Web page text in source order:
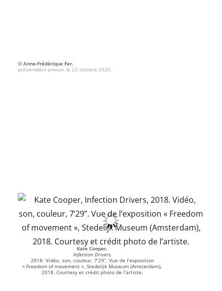
© Anne-Frédérique Fer,
présentation presse, le 22 octobre 2020.
Kate Cooper,
Infection Drivers,
2018. Vidéo, son, couleur, 7’29’’. Vue de l’exposition
« Freedom of movement », Stedelijk Museum (Amsterdam),
2018. Courtesy et crédit photo de l’artiste.